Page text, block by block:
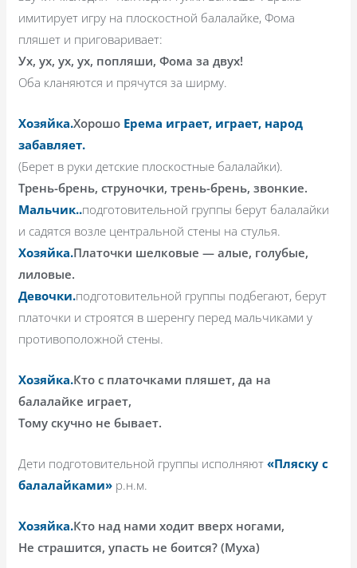
имитирует игру на плоскостной балалайке, Фома
пляшет и приговаривает:
Ух, ух, ух, ух, попляши, Фома за двух!
Оба кланяются и прячутся за ширму.
Хозяйка.Хорошо Ерема играет, играет, народ
забавляет.
(Берет в руки детские плоскостные балалайки).
Трень-брень, струночки, трень-брень, звонкие.
Мальчик..подготовительной группы берут балалайки
и садятся возле центральной стены на стулья.
Хозяйка.Платочки шелковые — алые, голубые,
лиловые.
Девочки.подготовительной группы подбегают, берут
платочки и строятся в шеренгу перед мальчиками у
противоположной стены.
Хозяйка.Кто с платочками пляшет, да на
балалайке играет,
Тому скучно не бывает.
Дети подготовительной группы исполняют«Пляску с
балалайками» р.н.м.
Хозяйка.Кто над нами ходит вверх ногами,
Не страшится, упасть не боится? (Муха)